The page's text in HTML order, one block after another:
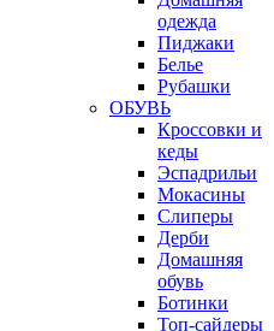
одежда
Пиджаки
Белье
Рубашки
ОБУВЬ
Кроссовки и
кеды
Эспадрильи
Мокасины
Слиперы
Дерби
Домашняя
обувь
Ботинки
Топ-сайдеры